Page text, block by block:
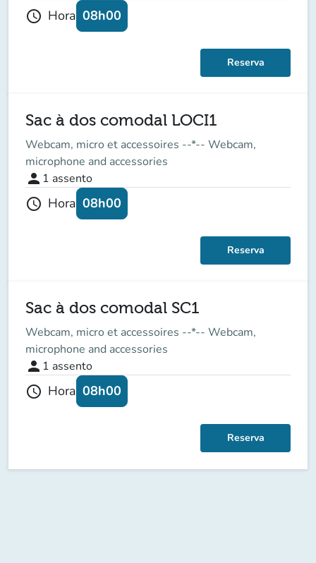
schedule Hora 08h00
Reserva
Sac à dos comodal LOCI1
Webcam, micro et accessoires --*-- Webcam,
microphone and accessories
person 1 assento
schedule Hora 08h00
Reserva
Sac à dos comodal SC1
Webcam, micro et accessoires --*-- Webcam,
microphone and accessories
person 1 assento
schedule Hora 08h00
Reserva